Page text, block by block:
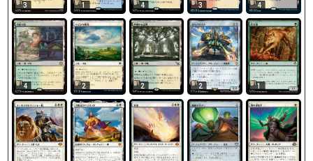
3 1 4 3 4
4 2 2 2 1